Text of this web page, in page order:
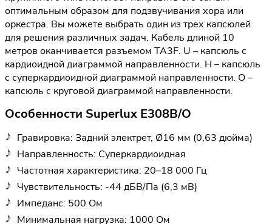
оптимальным образом для подзвучивания хора или
оркестра. Вы можете выбрать один из трех капсюлей
для решения различных задач. Кабель длиной 10
метров оканчивается разъемом TA3F. U – капсюль с
кардиоидной диаграммой направленности. H – капсюль
с суперкардиоидной диаграммой направленности. O –
капсюль с круговой диаграммой направленности.
Особенности Superlux E308B/O
Гравировка: Задний электрет, Ø16 мм (0,63 дюйма)
Направленность: Суперкардиоидная
Частотная характеристика: 20–18 000 Гц
Чувствительность: -44 дБВ/Па (6,3 мВ)
Импеданс: 500 Ом
Минимальная нагрузка: 1000 Ом